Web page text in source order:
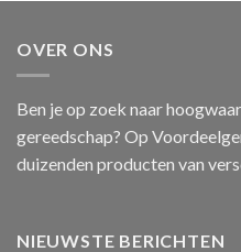
OVER ONS
Ben je op zoek naar
gereedschap? Op
duizenden producten van
NIEUWSTE BERICHTEN